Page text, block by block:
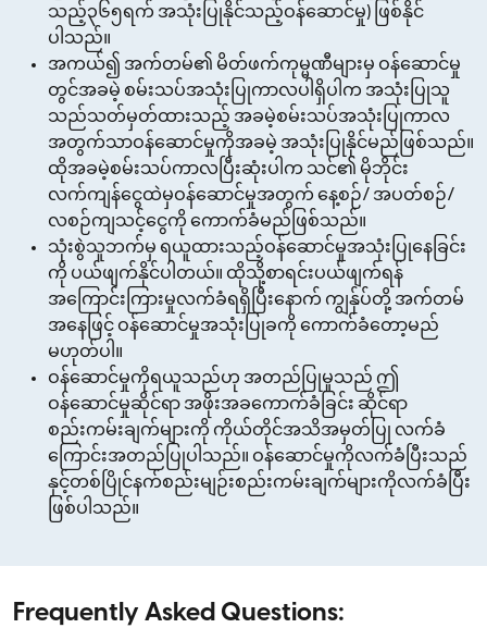
သည့်၃၆၅ရက် အသုံးပြုနိုင်သည့်ဝန်ဆောင်မှု) ဖြစ်နိုင်
ပါသည်။
အကယ်၍ အက်တမ်၏ မိတ်ဖက်ကုမ္မဏီများမှ ဝန်ဆောင်မှု
တွင်အခမဲ့ စမ်းသပ်အသုံးပြုကာလပါရှိပါက အသုံးပြုသူ
သည်သတ်မှတ်ထားသည့် အခမဲ့စမ်းသပ်အသုံးပြုကာလ
အတွက်သာဝန်ဆောင်မှုကိုအခမဲ့ အသုံးပြုနိုင်မည်ဖြစ်သည်။
ထိုအခမဲ့စမ်းသပ်ကာလပြီးဆုံးပါက သင်၏ မိုဘိုင်း
လက်ကျန်ငွေထဲမှဝန်ဆောင်မှုအတွက် နေ့စဉ်/ အပတ်စဉ်/
လစဉ်ကျသင့်ငွေကို ကောက်ခံမည်ဖြစ်သည်။
သုံးစွဲသူဘက်မှ ရယူထားသည့်ဝန်ဆောင်မှုအသုံးပြုနေခြင်း
ကို ပယ်ဖျက်နိုင်ပါတယ်။ ထိုသို့စာရင်းပယ်ဖျက်ရန်
အကြောင်းကြားမှုလက်ခံရရှိပြီးနောက် ကျွန်ုပ်တို့ အက်တမ်
အနေဖြင့် ဝန်ဆောင်မှုအသုံးပြုခကို ကောက်ခံတော့မည်
မဟုတ်ပါ။
ဝန်ဆောင်မှုကိုရယူသည်ဟု အတည်ပြုမှုသည် ဤ
ဝန်ဆောင်မှုဆိုင်ရာ အဖိုးအခကောက်ခံခြင်း ဆိုင်ရာ
စည်းကမ်းချက်များကို ကိုယ်တိုင်အသိအမှတ်ပြု လက်ခံ
ကြောင်းအတည်ပြုပါသည်။ ဝန်ဆောင်မှုကိုလက်ခံပြီးသည်
နှင့်တစ်ပြိုင်နက်စည်းမျဉ်းစည်းကမ်းချက်များကိုလက်ခံပြီး
ဖြစ်ပါသည်။
Frequently Asked Questions: